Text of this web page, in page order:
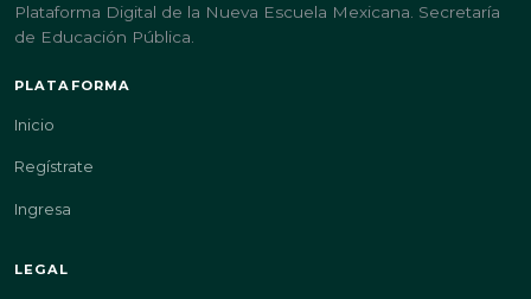
Plataforma Digital de la Nueva Escuela Mexicana. Secretaría
de Educación Pública.
PLATAFORMA
Inicio
Regístrate
Ingresa
LEGAL